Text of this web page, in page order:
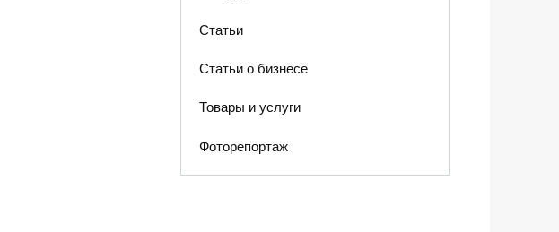
Статьи
Статьи о бизнесе
Товары и услуги
Фоторепортаж